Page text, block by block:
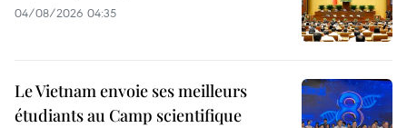
04/08/2026 04:35
Le Vietnam envoie ses meilleurs
étudiants au Camp scientifique